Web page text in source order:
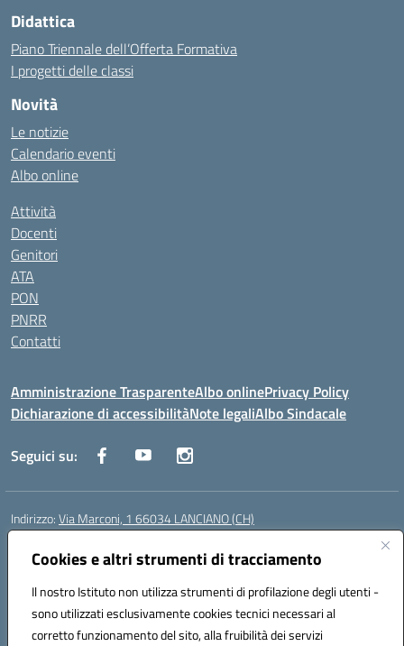
Cookies e altri strumenti di tracciamento
Il nostro Istituto non utilizza strumenti di profilazione degli utenti -
sono utilizzati esclusivamente cookies tecnici necessari al
corretto funzionamento del sito, alla fruibilità dei servizi
Didattica
Piano Triennale dell’Offerta Formativa
I progetti delle classi
Novità
Le notizie
Calendario eventi
Albo online
Attività
Docenti
Genitori
ATA
PON
PNRR
Contatti
Amministrazione TrasparenteAlbo onlinePrivacy Policy
Dichiarazione di accessibilitàNote legaliAlbo Sindacale
Seguici su:
Indirizzo:Via Marconi, 1 66034 LANCIANO (CH)
Centralino:
Posta elettronica certificata (PEC):chic840006@pec.istruzione.it
Codice fiscale: 90031370696
Codice meccanografico:CHIC840006
Codice Indice delle Pubbliche Amministrazioni (IPA): istsc_chic840006